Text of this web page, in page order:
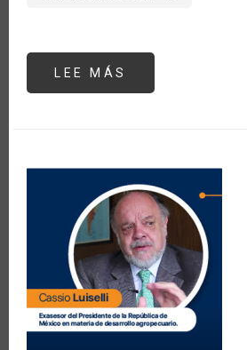
LEE MÁS
#4:
Y
LAS
REGULACIONES
SANITARIAS
EN
EL
POS
COVID-
19”.
EXPOSICIÓN
DE
ANABEL
GONZÁLEZ,
EXMINISTRA